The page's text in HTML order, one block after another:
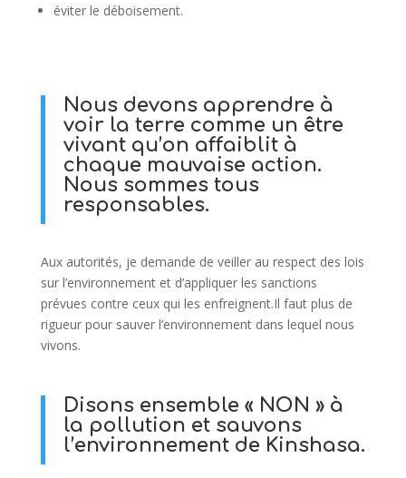
éviter le déboisement.
Nous devons apprendre à
voir la terre comme un être
vivant qu’on affaiblit à
chaque mauvaise action.
Nous sommes tous
responsables.
Aux autorités, je demande de veiller au respect des lois
sur l’environnement et d’appliquer les sanctions
prévues contre ceux qui les enfreignent.Il faut plus de
rigueur pour sauver l’environnement dans lequel nous
vivons.
Disons ensemble « NON » à
la pollution et sauvons
l’environnement de Kinshasa.